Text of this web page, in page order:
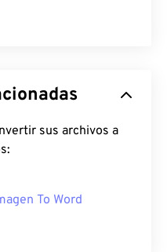
sus archivos a
To Word